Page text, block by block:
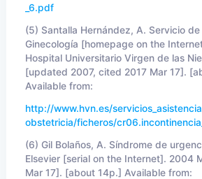
_6.pdf
(5) Santalla Hernández, A. Servicio
Ginecología [homepage on the
Hospital Universitario Virgen de las
[updated 2007, cited 2017 Mar 17].
Available from:
http://www.hvn.es/
obstetricia/ficheros/
(6) Gil Bolaños, A. Síndrome de
Elsevier [serial on the Internet]. 2004
Mar 17]. [about 14p.] Available from: